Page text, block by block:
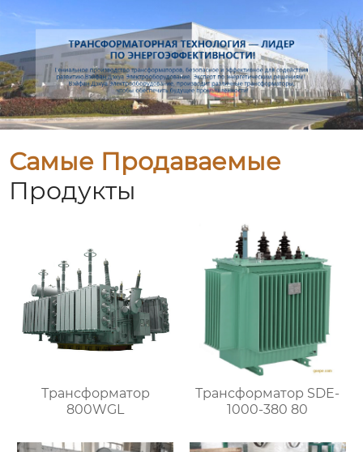
Самые Продаваемые
Продукты
Трансформатор
800WGL
Трансформатор SDE-
1000-380 80